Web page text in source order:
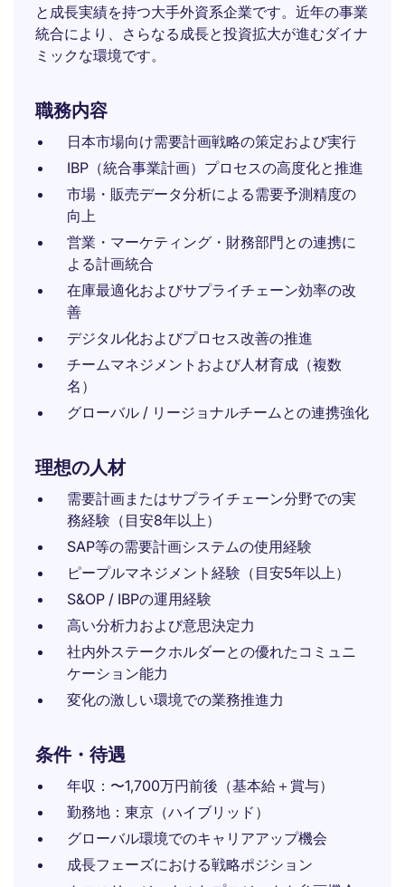
と成長実績を持つ大手外資系企業です。近年の事業
統合により、さらなる成長と投資拡大が進むダイナ
ミックな環境です。
職務内容
日本市場向け需要計画戦略の策定および実行
IBP（統合事業計画）プロセスの高度化と推進
市場・販売データ分析による需要予測精度の
向上
営業・マーケティング・財務部門との連携に
よる計画統合
在庫最適化およびサプライチェーン効率の改
善
デジタル化およびプロセス改善の推進
チームマネジメントおよび人材育成（複数
名）
グローバル / リージョナルチームとの連携強化
理想の人材
需要計画またはサプライチェーン分野での実
務経験（目安8年以上）
SAP等の需要計画システムの使用経験
ピープルマネジメント経験（目安5年以上）
S&OP / IBPの運用経験
高い分析力および意思決定力
社内外ステークホルダーとの優れたコミュニ
ケーション能力
変化の激しい環境での業務推進力
条件・待遇
年収：〜1,700万円前後（基本給＋賞与）
勤務地：東京（ハイブリッド）
グローバル環境でのキャリアアップ機会
成長フェーズにおける戦略ポジション